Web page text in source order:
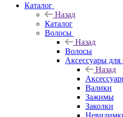
Каталог
Назад
Каталог
Волосы
Назад
Волосы
Аксессуары для
Назад
Валики
Зажимы
Заколки